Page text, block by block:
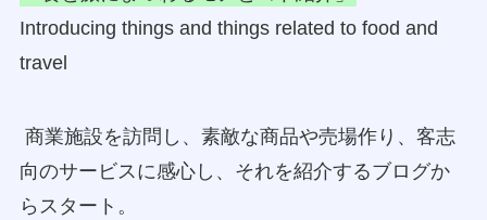
Introducing things and things related to food and
travel
商業施設を訪問し、素敵な商品や売場作り、客志
向のサービスに感心し、それを紹介するブログか
らスタート。